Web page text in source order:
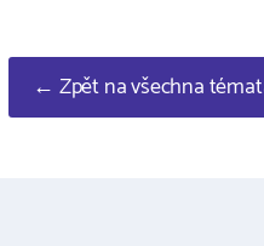
← Zpět na všechna